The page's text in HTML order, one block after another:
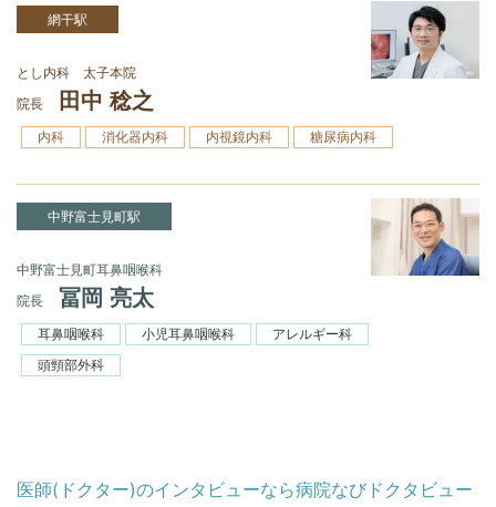
網干駅
とし内科 太子本院
院長
田中 稔之
内科 消化器内科 内視鏡内科 糖尿病内科
中野富士見町駅
中野富士見町耳鼻咽喉科
院長
冨岡 亮太
耳鼻咽喉科 小児耳鼻咽喉科
アレルギー科
頭頸部外科
医師(ドクター)のインタビューなら病院なびドクタビュー